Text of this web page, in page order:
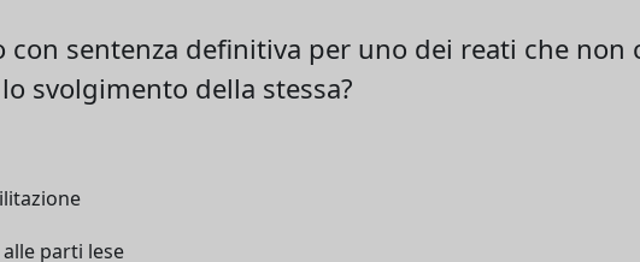
sentenza definitiva per uno dei reati che non
svolgimento della stessa?
parti lese